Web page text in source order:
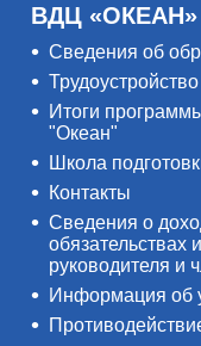
ВДЦ «ОКЕАН»
Сведения об
Итоги
"Океан"
Школа
Контакты
Сведения о
обязательствах
руководителя и
Информация об